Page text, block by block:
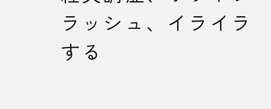
ラッシュ、イライラ
する